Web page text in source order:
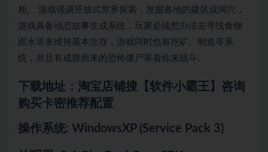
相。 游戏强调开放​​式世界探索，发掘各地的建筑或洞穴，
游戏具备动态故事生成系统，玩家必须想办法去寻找食物
跟水等来维持基本生存，游戏同时也有挖矿、制造等系
统，并且有成群而来的恐怖僵尸等着你来战斗。
下载地址：淘宝店铺搜【软件小霸王】咨询
购买卡密推荐配置
操作系统: WindowsXP (Service Pack 3)